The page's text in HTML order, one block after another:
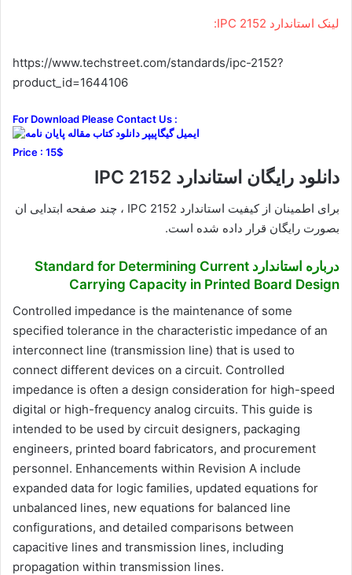
لینک استاندارد IPC 2152:
https://www.techstreet.com/standards/ipc-2152?
product_id=1644106
For Download Please Contact Us :
Price : 15$
دانلود رایگان استاندارد IPC 2152
برای اطمینان از کیفیت استاندارد IPC 2152 ، چند صفحه ابتدایی ان
بصورت رایگان قرار داده شده است.
درباره استاندارد Standard for Determining Current
Carrying Capacity in Printed Board Design
Controlled impedance is the maintenance of some
specified tolerance in the characteristic impedance of an
interconnect line (transmission line) that is used to
connect different devices on a circuit. Controlled
impedance is often a design consideration for high-speed
digital or high-frequency analog circuits. This guide is
intended to be used by circuit designers, packaging
engineers, printed board fabricators, and procurement
personnel. Enhancements within Revision A include
expanded data for logic families, updated equations for
unbalanced lines, new equations for balanced line
configurations, and detailed comparisons between
capacitive lines and transmission lines, including
propagation within transmission lines.